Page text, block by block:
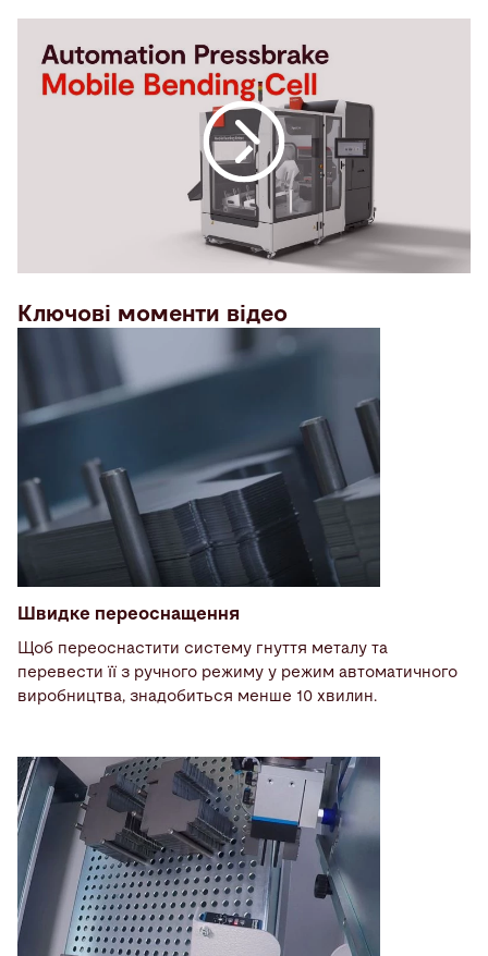
Ключові моменти відео
Швидке переоснащення
Щоб переоснастити систему гнуття металу та
перевести її з ручного режиму у режим автоматичного
виробництва, знадобиться менше 10 хвилин.